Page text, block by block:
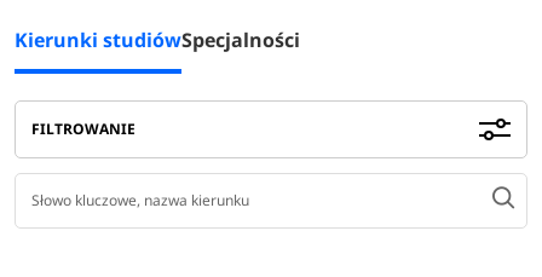
Kierunki studiówSpecjalności
FILTROWANIE